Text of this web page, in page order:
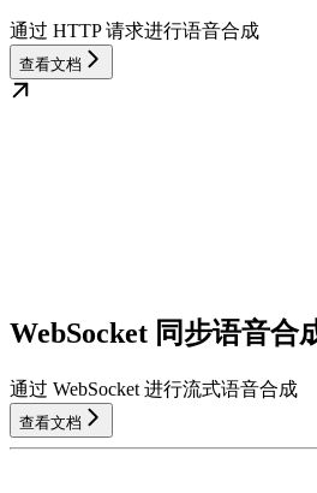
通过 HTTP 请求进行语音合成
查看文档
WebSocket 同步语音合
通过 WebSocket 进行流式语音合成
查看文档